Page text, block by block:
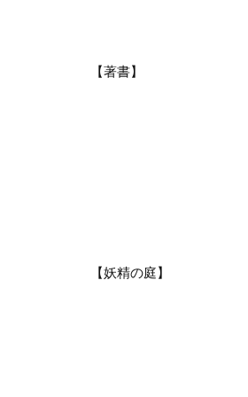
【著書】
【妖精の庭】